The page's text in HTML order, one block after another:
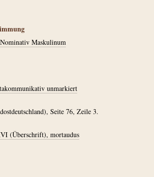
Maskulinum
unmarkiert
Seite 76, Zeile 3.
(Überschrift), mortaudus